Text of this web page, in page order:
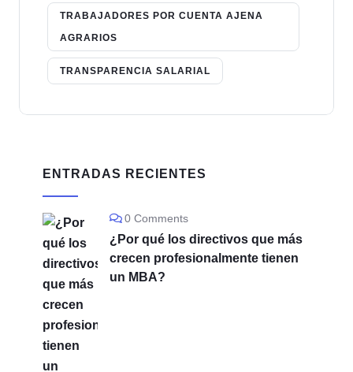
TRABAJADORES POR CUENTA AJENA
AGRARIOS
TRANSPARENCIA SALARIAL
ENTRADAS RECIENTES
0 Comments
¿Por qué los directivos que más
crecen profesionalmente tienen
un MBA?